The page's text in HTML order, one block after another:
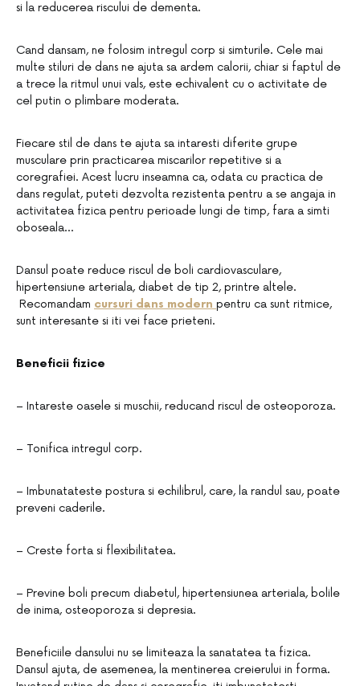
si la reducerea riscului de dementa.
Cand dansam, ne folosim intregul corp si simturile. Cele mai
multe stiluri de dans ne ajuta sa ardem calorii, chiar si faptul de
a trece la ritmul unui vals, este echivalent cu o activitate de
cel putin o plimbare moderata.
Fiecare stil de dans te ajuta sa intaresti diferite grupe
musculare prin practicarea miscarilor repetitive si a
coregrafiei. Acest lucru inseamna ca, odata cu practica de
dans regulat, puteti dezvolta rezistenta pentru a se angaja in
activitatea fizica pentru perioade lungi de timp, fara a simti
oboseala…
Dansul poate reduce riscul de boli cardiovasculare,
hipertensiune arteriala, diabet de tip 2, printre altele.
Recomandam cursuri dans modern pentru ca sunt ritmice,
sunt interesante si iti vei face prieteni.
Beneficii fizice
– Intareste oasele si muschii, reducand riscul de osteoporoza.
– Tonifica intregul corp.
– Imbunatateste postura si echilibrul, care, la randul sau, poate
preveni caderile.
– Creste forta si flexibilitatea.
– Previne boli precum diabetul, hipertensiunea arteriala, bolile
de inima, osteoporoza si depresia.
Beneficiile dansului nu se limiteaza la sanatatea ta fizica.
Dansul ajuta, de asemenea, la mentinerea creierului in forma.